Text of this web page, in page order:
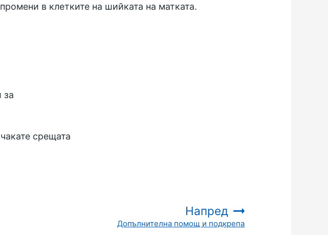
в клетките на шийката на матката.
за
срещата
Напред
:
Допълнителна помощ и подкрепа